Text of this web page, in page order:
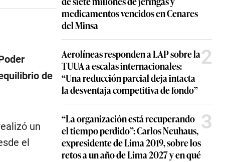
de
un
el
medicamentos vencidos en Cenares
del Minsa
Aerolíneas responden a LAP sobre la
TUUA a escalas internacionales:
“Una reducción parcial deja intacta
la desventaja competitiva de fondo”
2
“La organización está recuperando
el tiempo perdido”: Carlos Neuhaus,
expresidente de Lima 2019, sobre los
retos a un año de Lima 2027 y en qué
3